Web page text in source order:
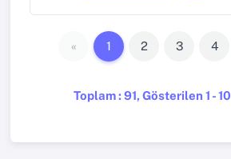
Toplam : 91, Gösterilen 1 - 10
« 1 2 3 4